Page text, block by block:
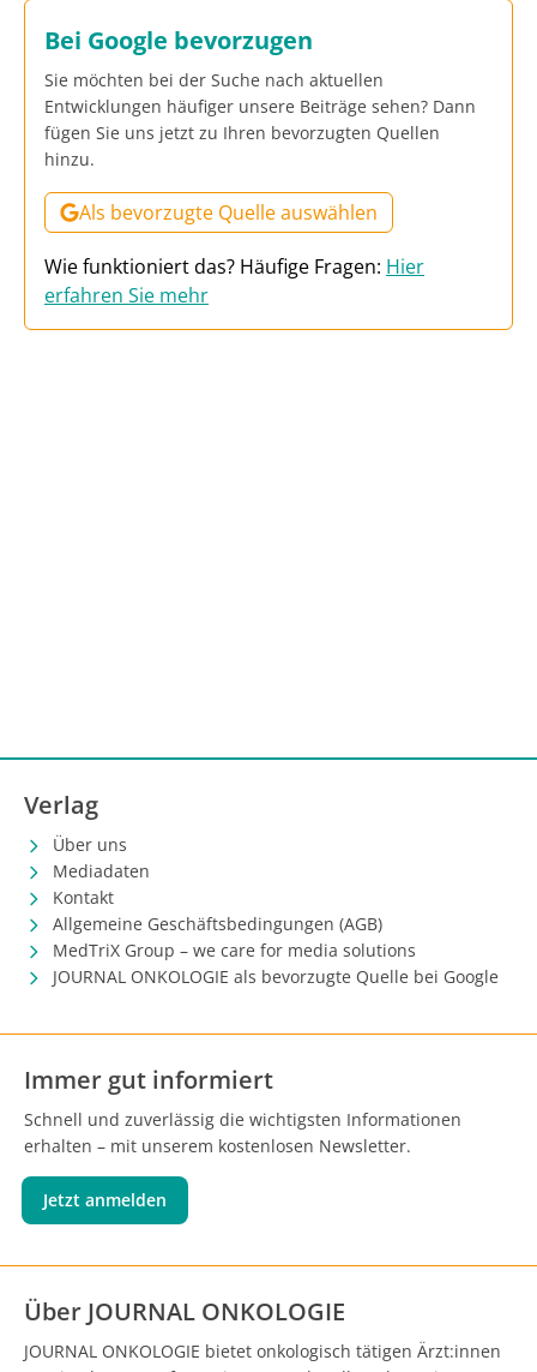
Bei Google bevorzugen
Sie möchten bei der Suche nach aktuellen
Entwicklungen häufiger unsere Beiträge sehen? Dann
fügen Sie uns jetzt zu Ihren bevorzugten Quellen
hinzu.
Als bevorzugte Quelle auswählen
Wie funktioniert das? Häufige Fragen: Hier
erfahren Sie mehr
Verlag
Über uns
Mediadaten
Kontakt
Allgemeine Geschäftsbedingungen (AGB)
MedTriX Group – we care for media solutions
JOURNAL ONKOLOGIE als bevorzugte Quelle bei Google
Immer gut informiert
Schnell und zuverlässig die wichtigsten Informationen
erhalten – mit unserem kostenlosen Newsletter.
Jetzt anmelden
Über JOURNAL ONKOLOGIE
JOURNAL ONKOLOGIE bietet onkologisch tätigen Ärzt:innen